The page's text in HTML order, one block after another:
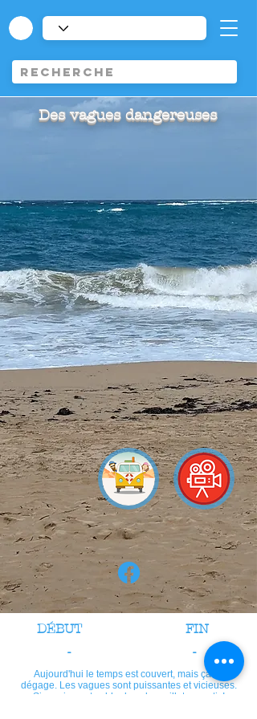
Des vagues dangereuses
DÉBUT
-
FIN
-
Aujourd'hui le temps est couvert, mais ça se
dégage. Les vagues sont puissantes et vicieuses.
Sinus rince et sable dans le maillot garantis!